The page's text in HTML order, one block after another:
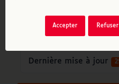
Accepter Refuser
Taille du fichier 121 Ko
Date de création
Dernière mise à jour